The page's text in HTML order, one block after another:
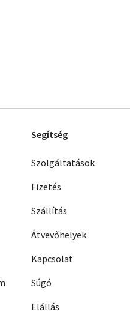
Segítség
Szolgáltatások
Fizetés
Szállítás
Átvevőhelyek
Kapcsolat
Súgó
Elállás